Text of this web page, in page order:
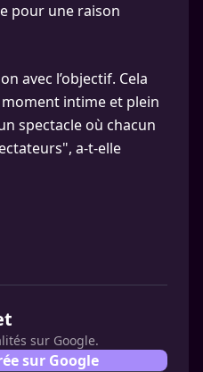
pour une raison
avec l’objectif. Cela
moment intime et plein
spectacle où chacun
a-t-elle
sur Google.
sur Google